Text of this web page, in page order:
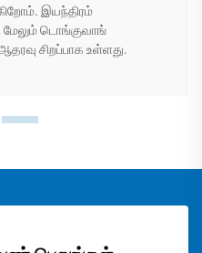
இயந்திரம்
மேலும் டொங்குவாங்
சிறப்பாக உள்ளது.